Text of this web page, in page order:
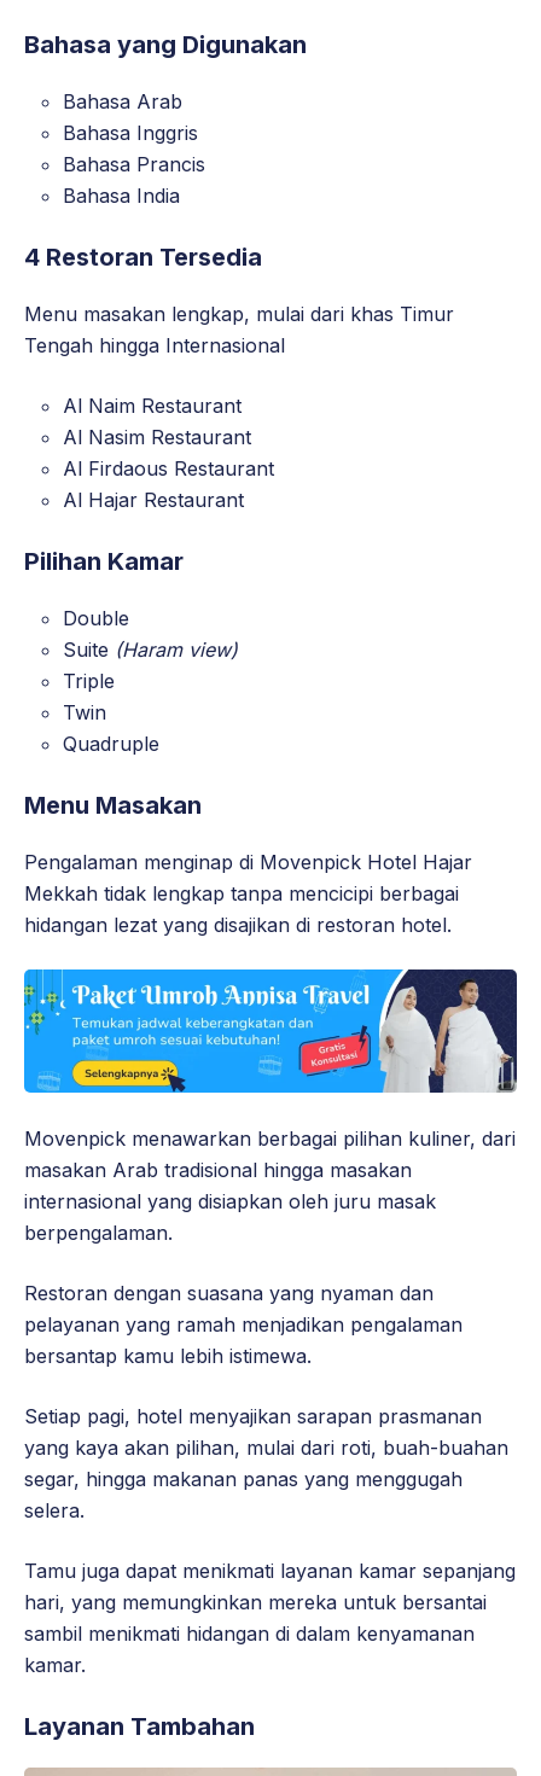
Bahasa yang Digunakan
Bahasa Arab
Bahasa Inggris
Bahasa Prancis
Bahasa India
4 Restoran Tersedia
Menu masakan lengkap, mulai dari khas Timur
Tengah hingga Internasional
Al Naim Restaurant
Al Nasim Restaurant
Al Firdaous Restaurant
Al Hajar Restaurant
Pilihan Kamar
Double
Suite (Haram view)
Triple
Twin
Quadruple
Menu Masakan
Pengalaman menginap di Movenpick Hotel Hajar
Mekkah tidak lengkap tanpa mencicipi berbagai
hidangan lezat yang disajikan di restoran hotel.
Movenpick menawarkan berbagai pilihan kuliner, dari
masakan Arab tradisional hingga masakan
internasional yang disiapkan oleh juru masak
berpengalaman.
Restoran dengan suasana yang nyaman dan
pelayanan yang ramah menjadikan pengalaman
bersantap kamu lebih istimewa.
Setiap pagi, hotel menyajikan sarapan prasmanan
yang kaya akan pilihan, mulai dari roti, buah-buahan
segar, hingga makanan panas yang menggugah
selera.
Tamu juga dapat menikmati layanan kamar sepanjang
hari, yang memungkinkan mereka untuk bersantai
sambil menikmati hidangan di dalam kenyamanan
kamar.
Layanan Tambahan